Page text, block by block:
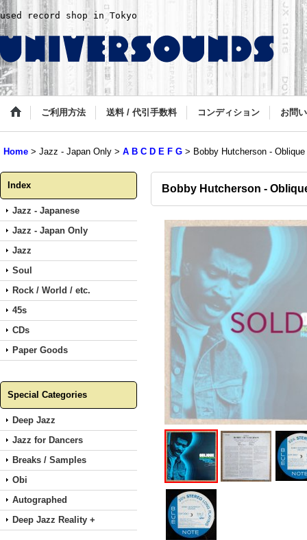
used record shop in Tokyo
ご利用方法 送料 / 代引手数料 コンディション お問
Home > Jazz - Japan Only > A B C D E F G > Bobby Hutcherson - Oblique
Index
Jazz - Japanese
Jazz - Japan Only
Jazz
Soul
Rock / World / etc.
45s
CDs
Paper Goods
Special Categories
Deep Jazz
Jazz for Dancers
Breaks / Samples
Obi
Autographed
Deep Jazz Reality +
Bobby Hutcherson -